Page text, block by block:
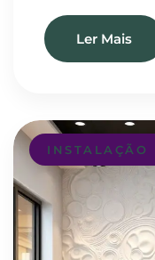
Ler Mais
INSTALAÇÃO